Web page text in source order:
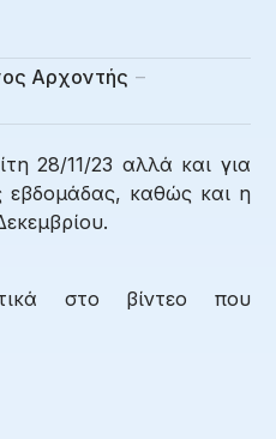
Αρχοντής
28/11/23 αλλά και για
εβδομάδας, καθώς και η
στο βίντεο που